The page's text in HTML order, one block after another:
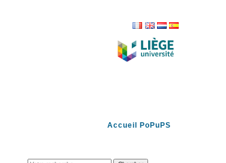
FR EN NL ES
Accueil PoPuPS